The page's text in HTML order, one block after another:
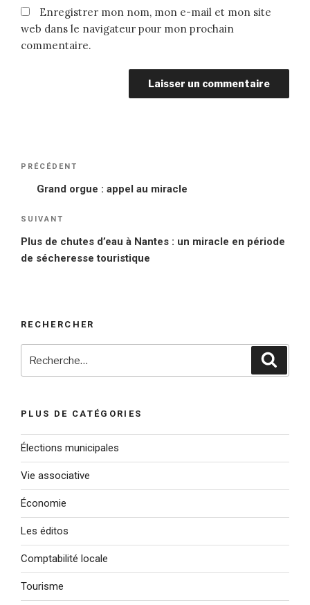
Enregistrer mon nom, mon e-mail et mon site
web dans le navigateur pour mon prochain
commentaire.
Navigation
Article
précédent
PRÉCÉDENT
Grand orgue : appel au miracle
Article
suivant
SUIVANT
Plus de chutes d’eau à Nantes : un miracle en période
de sécheresse touristique
RECHERCHER
PLUS DE CATÉGORIES
Élections municipales
Vie associative
Économie
Les éditos
Comptabilité locale
Tourisme